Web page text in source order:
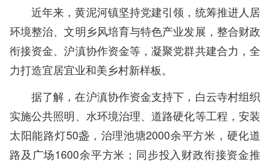
近年来，黄泥河镇坚持党建引领，统筹推进人居
环境整治、文明乡风培育与特色产业发展，整合财政
衔接资金、沪滇协作资金等，凝聚党群共建合力，全
力打造宜居宜业和美乡村新样板。
据了解，在沪滇协作资金支持下，白云寺村组织
实施公共照明、水环境治理、道路硬化等工程，安装
太阳能路灯50盏，治理池塘2000余平方米，硬化道
路及广场1600余平方米；同步投入财政衔接资金推